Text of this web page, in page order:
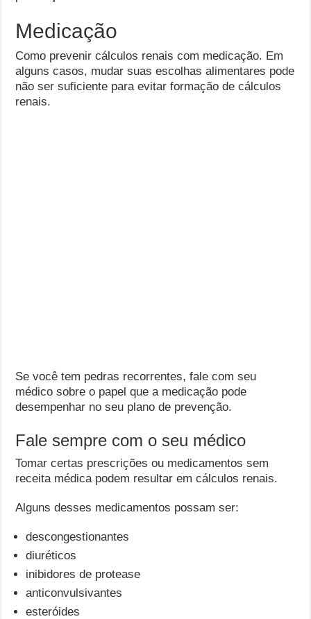
Medicação
Como prevenir cálculos renais com medicação. Em
alguns casos, mudar suas escolhas alimentares pode
não ser suficiente para evitar formação de cálculos
renais.
Se você tem pedras recorrentes, fale com seu
médico sobre o papel que a medicação pode
desempenhar no seu plano de prevenção.
Fale sempre com o seu médico
Tomar certas prescrições ou medicamentos sem
receita médica podem resultar em cálculos renais.
Alguns desses medicamentos possam ser:
descongestionantes
diuréticos
inibidores de protease
anticonvulsivantes
esteróides